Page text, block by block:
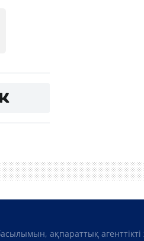
ақпараттық